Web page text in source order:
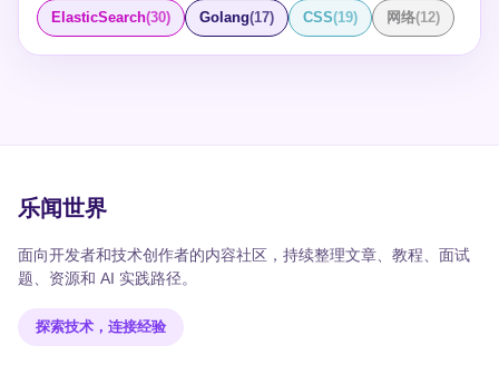
ElasticSearch(30) Golang(17) CSS(19) 网络(12)
乐闻世界
面向开发者和技术创作者的内容社区，持续整理文章、教程、面试
题、资源和 AI 实践路径。
探索技术，连接经验